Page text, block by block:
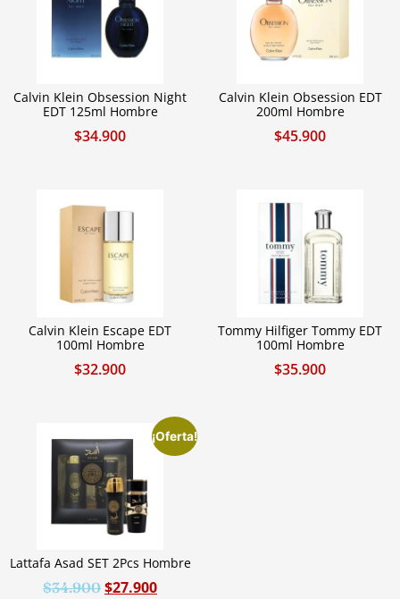
Calvin Klein Obsession Night
EDT 125ml Hombre
$34.900
Calvin Klein Obsession EDT
200ml Hombre
$45.900
Calvin Klein Escape EDT
100ml Hombre
$32.900
Tommy Hilfiger Tommy EDT
100ml Hombre
$35.900
¡Oferta!
Lattafa Asad SET 2Pcs Hombre
$34.900 $27.900